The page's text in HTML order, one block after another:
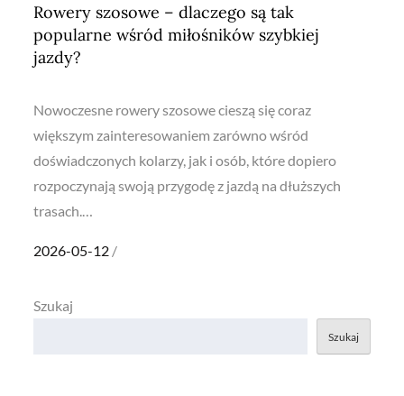
Rowery szosowe – dlaczego są tak
popularne wśród miłośników szybkiej
jazdy?
Nowoczesne rowery szosowe cieszą się coraz
większym zainteresowaniem zarówno wśród
doświadczonych kolarzy, jak i osób, które dopiero
rozpoczynają swoją przygodę z jazdą na dłuższych
trasach.…
Posted
2026-05-12
Szukaj
Szukaj